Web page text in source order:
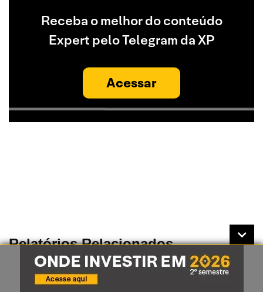
Receba o melhor do conteúdo
Expert pelo Telegram da XP
Acessar
Relatórios Relacionados